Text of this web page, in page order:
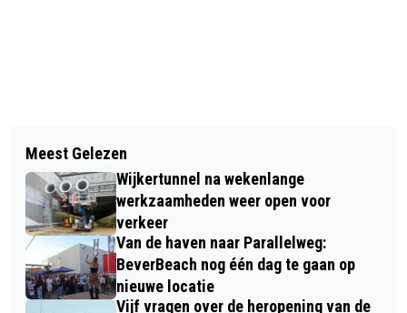
INTERIEURTRENDS VOOR
RECREATIEWONINGEN
VERMISTE EN GEVONDEN DIEREN
DIERENAMBULANCE KENNEMERLAND
EN AMIVEDI 28/10/2024
Meest Gelezen
Wijkertunnel na wekenlange
werkzaamheden weer open voor
verkeer
Van de haven naar Parallelweg:
BeverBeach nog één dag te gaan op
nieuwe locatie
Vijf vragen over de heropening van de